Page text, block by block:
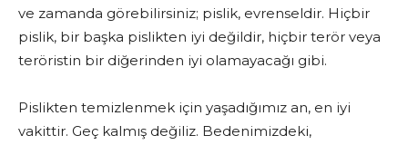
ve zamanda görebilirsiniz; pislik, evrenseldir. Hiçbir
pislik, bir başka pislikten iyi değildir, hiçbir terör veya
teröristin bir diğerinden iyi olamayacağı gibi.
Pislikten temizlenmek için yaşadığımız an, en iyi
vakittir. Geç kalmış değiliz. Bedenimizdeki,